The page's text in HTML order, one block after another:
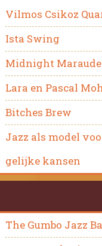
Vilmos Csikoz
Ista Swing
Midnight
Lara en Pascal
Bitches Brew
Jazz als model
gelijke kansen
The Gumbo Jazz